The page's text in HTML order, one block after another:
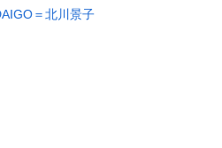
＝北川景子